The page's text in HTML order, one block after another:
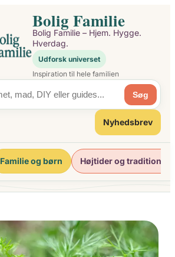
Bolig Familie
Bolig Familie – Hjem. Hygge.
Hverdag.
Udforsk universet
Inspiration til hele familien
Søg
Nyhedsbrev
Familie og børn Højtider og traditioner